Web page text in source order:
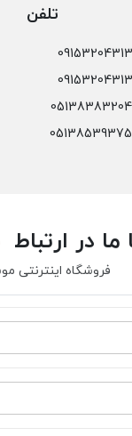
تلفن
09153204313
09153204313
05138383204
05138539375
ما در ارتباط
فروشگاه اینترنتی